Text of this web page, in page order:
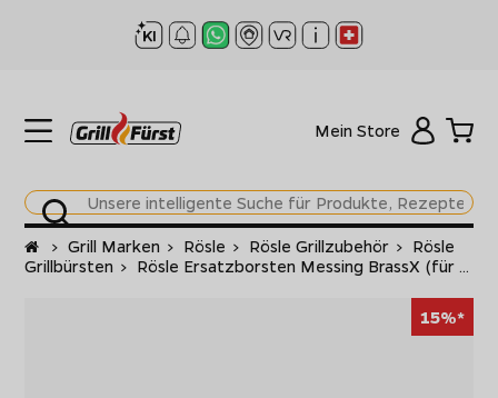
Mein Store
Startseite
> Grill Marken > Rösle > Rösle Grillzubehör > Rösle
Grillbürsten > Rösle Ersatzborsten Messing BrassX (für ...
15%*